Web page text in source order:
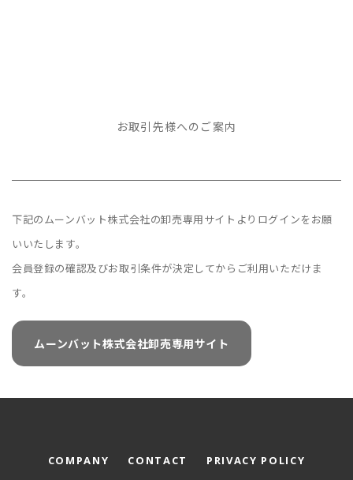
お取引先様へのご案内
下記のムーンバット株式会社の卸売専用サイトよりログインをお願
いいたします。
会員登録の確認及びお取引条件が決定してからご利用いただけま
す。
ムーンバット株式会社卸売専用サイト
COMPANY CONTACT PRIVACY POLICY